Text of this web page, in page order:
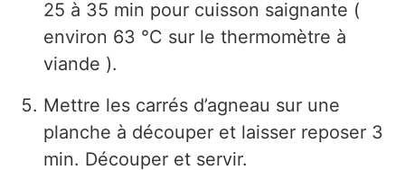
25 à 35 min pour cuisson saignante (
environ 63 °C sur le thermomètre à
viande ).
Mettre les carrés d’agneau sur une
planche à découper et laisser reposer 3
min. Découper et servir.